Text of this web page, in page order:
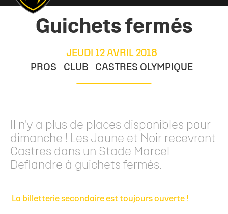
navigation
Guichets fermés
JEUDI 12 AVRIL 2018
PROS
CLUB CASTRES OLYMPIQUE
Il n'y a plus de places disponibles pour
dimanche ! Les Jaune et Noir recevront
Castres dans un Stade Marcel
Deflandre à guichets fermés.
La billetterie secondaire est toujours ouverte !